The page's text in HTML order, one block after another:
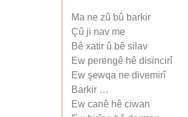
Ma ne zû bû barkir
Çû ji nav me
Bê xatir û bê silav
Ew perengê hê disincirî
Ew şewqa ne divemirî
Barkir …
Ew canê hê ciwan